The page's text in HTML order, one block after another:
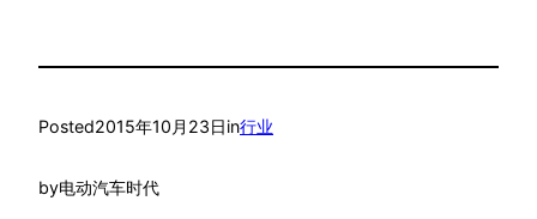
Posted2015年10月23日in行业
by电动汽车时代